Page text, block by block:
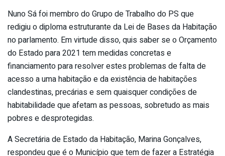
Nuno Sá foi membro do Grupo de Trabalho do PS que
redigiu o diploma estruturante da Lei de Bases da Habitação
no parlamento. Em virtude disso, quis saber se o Orçamento
do Estado para 2021 tem medidas concretas e
financiamento para resolver estes problemas de falta de
acesso a uma habitação e da existência de habitações
clandestinas, precárias e sem quaisquer condições de
habitabilidade que afetam as pessoas, sobretudo as mais
pobres e desprotegidas.
A Secretária de Estado da Habitação, Marina Gonçalves,
respondeu que é o Município que tem de fazer a Estratégia